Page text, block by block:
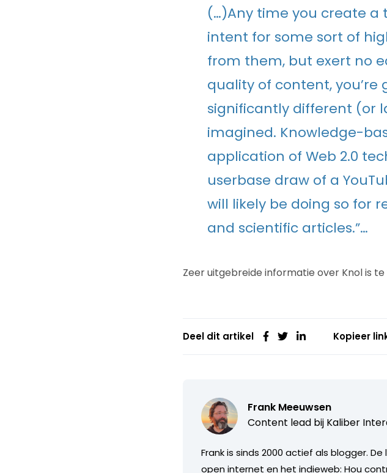
(…)Any time you create a
intent for some sort of
from them, but exert no
quality of content,
significantly different (or
imagined. Knowledge-
application of Web 2.0
userbase draw of a
will likely be doing so for
and scientific articles.”…
Zeer uitgebreide informatie over Knol is
Deel dit artikel Kopieer
Frank Meeuwsen
Content lead bij Kaliber
Frank is sinds 2000 actief als blogger.
open internet en het indieweb: Hou